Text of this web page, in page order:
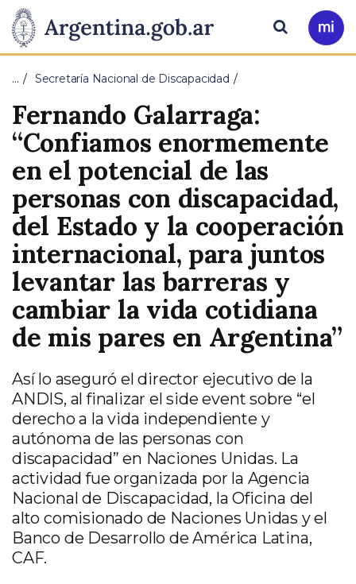
Presidencia
de
la
Nación
Pasar al contenido principal
Ir
a
Buscar
… Secretaría Nacional de Discapacidad
Fernando Galarraga:
“Confiamos enormemente
en el potencial de las
personas con discapacidad,
del Estado y la cooperación
internacional, para juntos
levantar las barreras y
cambiar la vida cotidiana
de mis pares en Argentina”
Así lo aseguró el director ejecutivo de la
ANDIS, al finalizar el side event sobre “el
derecho a la vida independiente y
autónoma de las personas con
discapacidad” en Naciones Unidas. La
actividad fue organizada por la Agencia
Nacional de Discapacidad, la Oficina del
alto comisionado de Naciones Unidas y el
Banco de Desarrollo de América Latina,
CAF.